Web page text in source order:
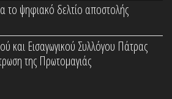
το ψηφιακό δελτίο αποστολής
και Εισαγωγικού Συλλόγου Πάτρας
της Πρωτομαγιάς